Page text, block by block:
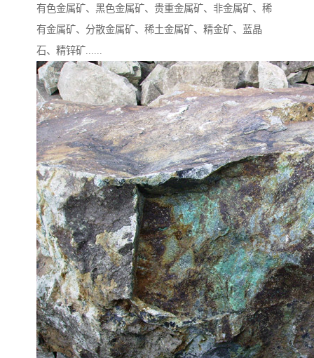
有色金属矿、黑色金属矿、贵重金属矿、非金属矿、稀
有金属矿、分散金属矿、稀土金属矿、精金矿、蓝晶
石、精锌矿......